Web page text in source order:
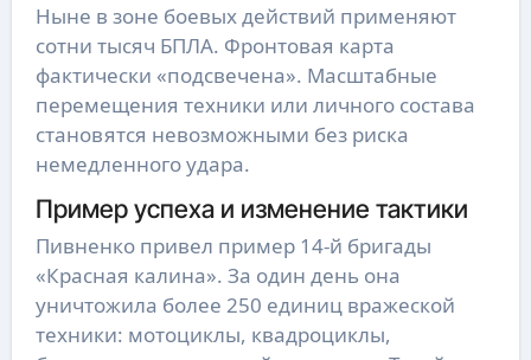
Ныне в зоне боевых действий применяют
сотни тысяч БПЛА. Фронтовая карта
фактически «подсвечена». Масштабные
перемещения техники или личного состава
становятся невозможными без риска
немедленного удара.
Пример успеха и изменение тактики
Пивненко привел пример 14-й бригады
«Красная калина». За один день она
уничтожила более 250 единиц вражеской
техники: мотоциклы, квадроциклы,